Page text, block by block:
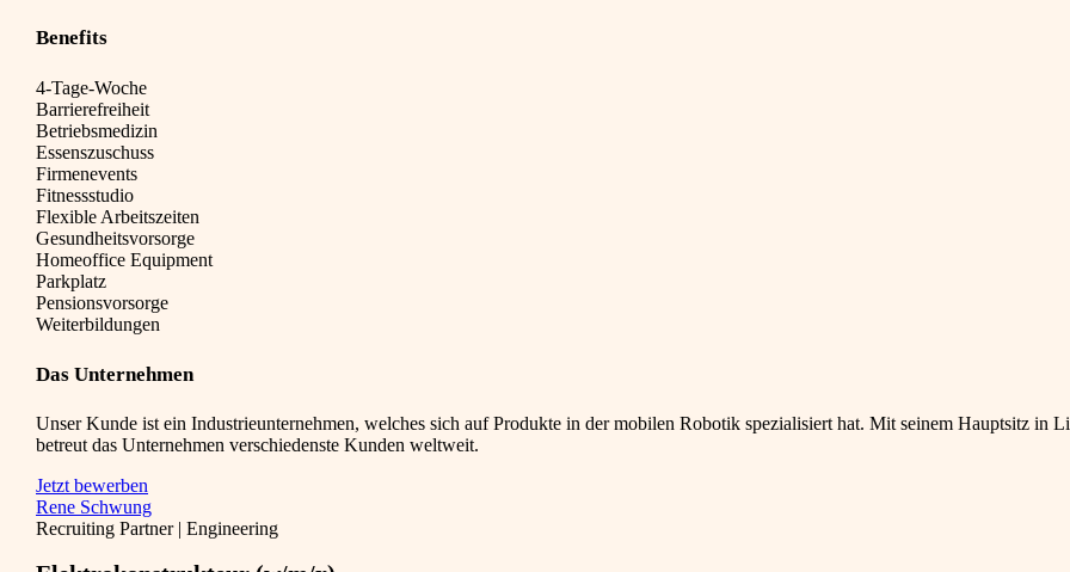
Benefits
4-Tage-Woche
Barrierefreiheit
Betriebsmedizin
Essenszuschuss
Firmenevents
Fitnessstudio
Flexible Arbeitszeiten
Gesundheitsvorsorge
Homeoffice Equipment
Parkplatz
Pensionsvorsorge
Weiterbildungen
Das Unternehmen
Unser Kunde ist ein Industrieunternehmen, welches sich auf Produkte in der mobilen Robotik spezialisiert hat. Mit seinem Hauptsitz in
betreut das Unternehmen verschiedenste Kunden weltweit.
Jetzt bewerben
Rene Schwung
Recruiting Partner | Engineering